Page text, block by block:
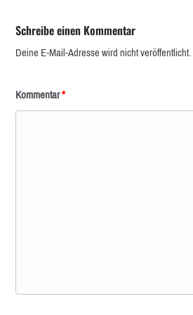
Schreibe einen Kommentar
Deine E-Mail-Adresse wird nicht veröffentlicht.
Kommentar*